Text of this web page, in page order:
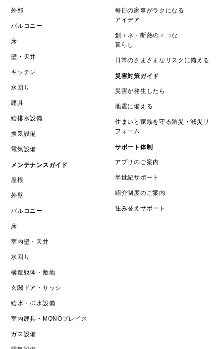
外部
バルコニー
床
壁・天井
キッチン
水回り
建具
給排水設備
換気設備
電気設備
メンテナンスガイド
屋根
外壁
バルコニー
床
室内壁・天井
水回り
構造躯体・敷地
玄関ドア・サッシ
給水・排水設備
室内建具・MONOプレイス
ガス設備
毎日の家事がラクになる
アイデア
創エネ・断熱のエコな
暮らし
日常のさまざまなリスクに備える
災害対策ガイド
災害が発生したら
地震に備える
住まいと家族を守る防災・減災リ
フォーム
サポート体制
アプリのご案内
半世紀サポート
紹介制度のご案内
住み替えサポート